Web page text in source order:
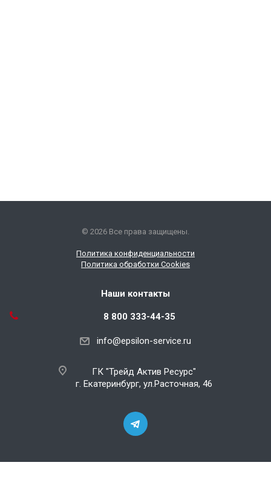
© 2026 Все права защищены.
Политика конфиденциальности
Политика обработки Cookies
Наши контакты
8 800 333-44-35
info@epsilon-service.ru
ГК "Трейд Актив Ресурс"
г. Екатеринбург, ул.Расточная, 46